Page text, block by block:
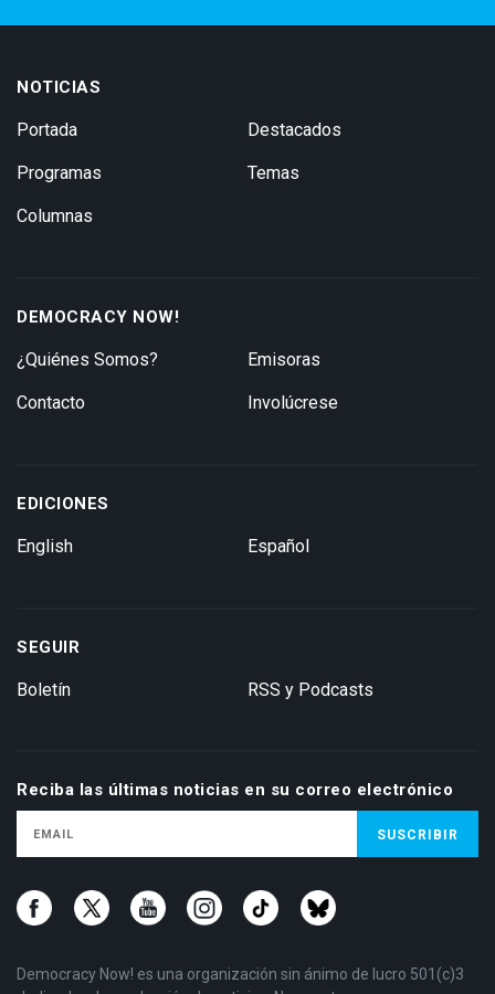
NOTICIAS
Portada
Programas
Columnas
Destacados
Temas
DEMOCRACY NOW!
¿Quiénes Somos?
Contacto
Emisoras
Involúcrese
EDICIONES
English Español
SEGUIR
Boletín RSS y Podcasts
Reciba las últimas noticias en su correo electrónico
Democracy Now! es una organización sin ánimo de lucro 501(c)3